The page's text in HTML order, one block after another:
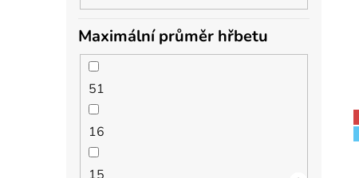
Maximální průměr hřbetu
51
16